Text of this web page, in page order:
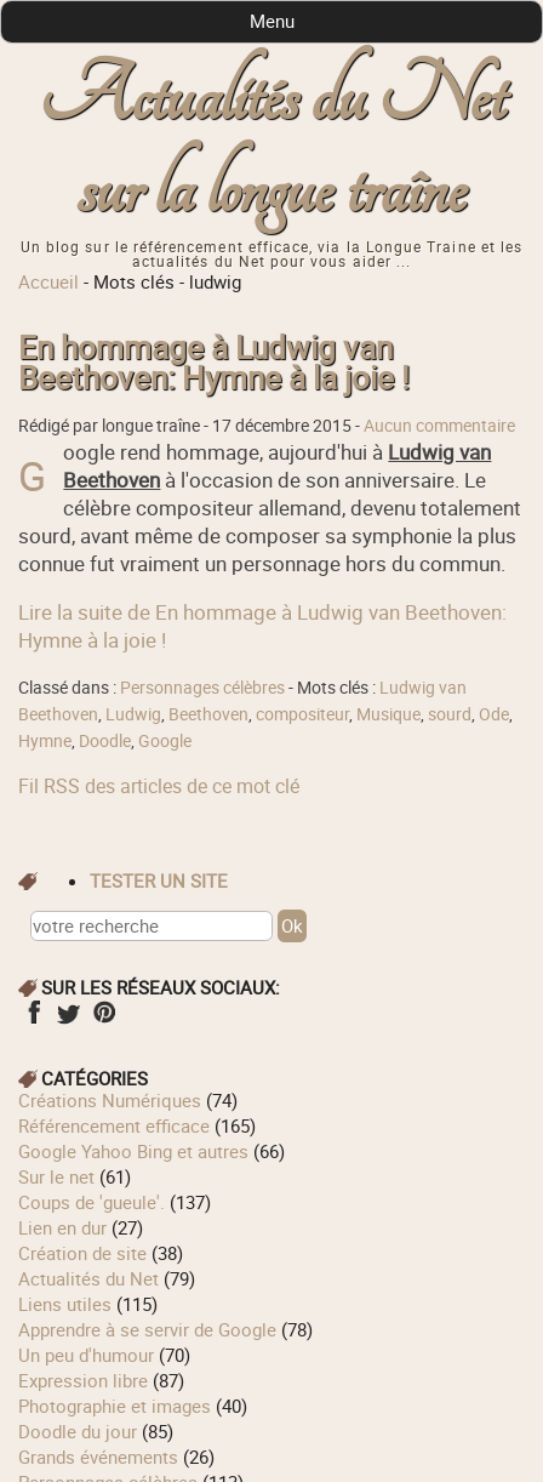
Actualités du Net
sur la longue traîne
Un blog sur le référencement efficace, via la Longue Traine et les
actualités du Net pour vous aider ...
Menu
Accueil - Mots clés - ludwig
En hommage à Ludwig van
Beethoven: Hymne à la joie !
Rédigé par longue traîne - 17 décembre 2015-Aucun commentaire
G oogle rend hommage, aujourd'hui à Ludwig van
Beethoven à l'occasion de son anniversaire. Le
célèbre compositeur allemand, devenu totalement
sourd, avant même de composer sa symphonie la plus
connue fut vraiment un personnage hors du commun.
Lire la suite de En hommage à Ludwig van Beethoven:
Hymne à la joie !
Classé dans : Personnages célèbres- Mots clés : Ludwig van
Beethoven, Ludwig, Beethoven,compositeur, Musique, sourd, Ode,
Hymne, Doodle, Google
Fil RSS des articles de ce mot clé
TESTER UN SITE
SUR LES RÉSEAUX SOCIAUX:
CATÉGORIES
Créations Numériques (74)
Référencement efficace (165)
Google Yahoo Bing et autres (66)
Sur le net (61)
Coups de 'gueule'. (137)
Lien en dur (27)
Création de site (38)
Actualités du Net (79)
Liens utiles (115)
Apprendre à se servir de Google (78)
Un peu d'humour (70)
Expression libre (87)
Photographie et images (40)
Doodle du jour (85)
Grands événements (26)